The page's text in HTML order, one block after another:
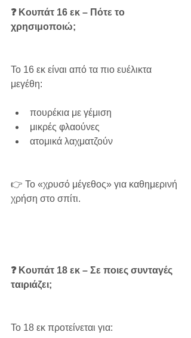
❓ Κουπάτ 16 εκ – Πότε το
χρησιμοποιώ;
Το 16 εκ είναι από τα πιο ευέλικτα
μεγέθη:
πουρέκια με γέμιση
μικρές φλαούνες
ατομικά λαχματζούν
👉 Το «χρυσό μέγεθος» για καθημερινή
χρήση στο σπίτι.
❓ Κουπάτ 18 εκ – Σε ποιες συνταγές
ταιριάζει;
Το 18 εκ προτείνεται για: